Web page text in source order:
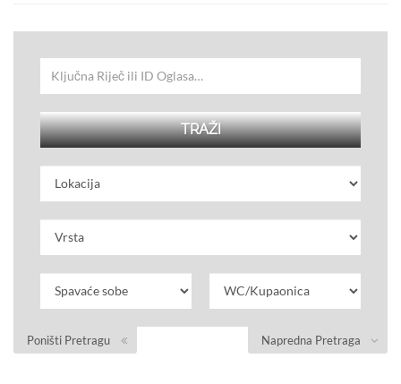
Napredna Pretraga
Poništi Pretragu